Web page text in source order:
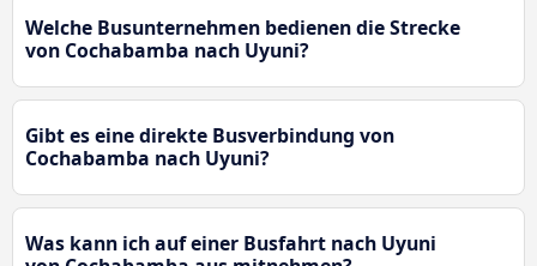
Welche Busunternehmen bedienen die Strecke
von Cochabamba nach Uyuni?
Gibt es eine direkte Busverbindung von
Cochabamba nach Uyuni?
Was kann ich auf einer Busfahrt nach Uyuni